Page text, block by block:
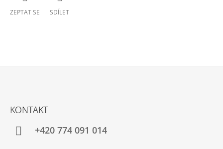
ZEPTAT SE SDÍLET
KONTAKT
+420 774 091 014